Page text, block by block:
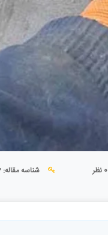
0 نظر شناسه مقاله: 402